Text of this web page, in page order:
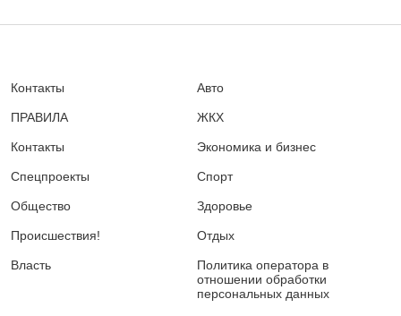
Контакты
ПРАВИЛА
Контакты
Спецпроекты
Общество
Происшествия!
Власть
Авто
ЖКХ
Экономика и бизнес
Спорт
Здоровье
Отдых
Политика оператора в
отношении обработки
персональных данных